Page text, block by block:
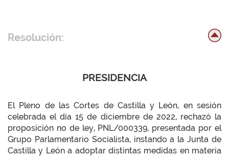
Resolución:
PRESIDENCIA
El Pleno de las Cortes de Castilla y León, en sesión
celebrada el día 15 de diciembre de 2022, rechazó la
proposición no de ley, PNL/000339, presentada por el
Grupo Parlamentario Socialista, instando a la Junta de
Castilla y León a adoptar distintas medidas en materia